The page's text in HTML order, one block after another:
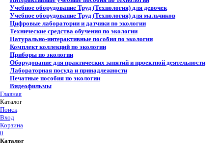
Учебное оборудование Труд (Технология) для девочек
Учебное оборудование Труд (Технология) для мальчиков
Цифровые лаборатории и датчики по экологии
Технические средства обучения по экологии
Натурально-интерактивные пособия по экологии
Комплект коллекций по экологии
Приборы по экологии
Оборудование для практических занятий и проектной деятельности
Лабораторная посуда и принадлежности
Печатные пособия по экологии
Видеофильмы
Главная
Каталог
Поиск
Вход
Корзина
0
Каталог